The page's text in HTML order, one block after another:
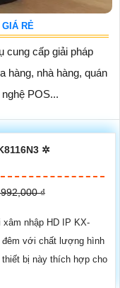
RẺ
cung cấp giải pháp
hàng, nhà hàng, quán
POS...
✲
₫
xâm nhập HD IP KX-
đêm với chất lượng hình
bị này thích hợp cho